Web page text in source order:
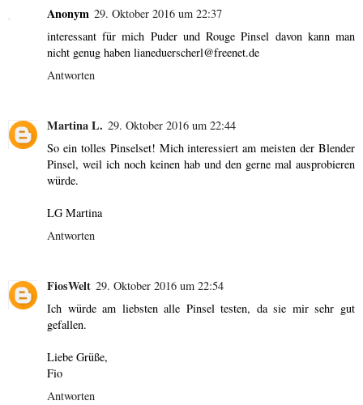
Anonym 29. Oktober 2016 um 22:37
interessant für mich Puder und Rouge Pinsel davon kann man
nicht genug haben lianeduerscherl@freenet.de
Antworten
Martina L. 29. Oktober 2016 um 22:44
So ein tolles Pinselset! Mich interessiert am meisten der Blender
Pinsel, weil ich noch keinen hab und den gerne mal ausprobieren
würde.
LG Martina
Antworten
FiosWelt 29. Oktober 2016 um 22:54
Ich würde am liebsten alle Pinsel testen, da sie mir sehr gut
gefallen.
Liebe Grüße,
Fio
Antworten